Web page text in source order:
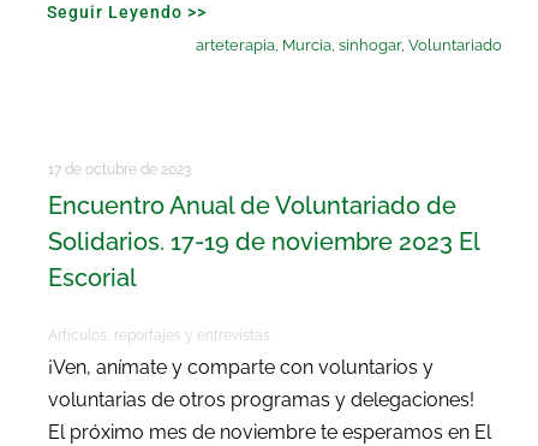
Seguir Leyendo >>
arteterapia Murcia ,sinhogar,Voluntariado
17 de octubre de 2023
Encuentro Anual de Voluntariado de
Solidarios. 17-19 de noviembre 2023 El
Escorial
Artículos, reportajes y entrevistas
¡Ven, anímate y comparte con voluntarios y
voluntarias de otros programas y delegaciones!
El próximo mes de noviembre te esperamos en El